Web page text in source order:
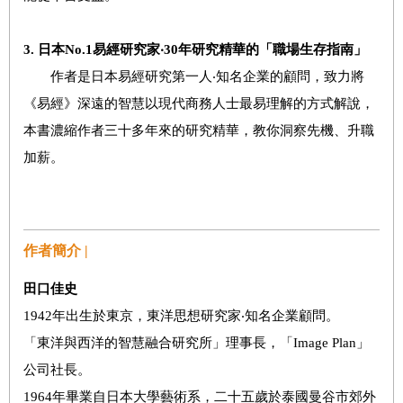
3. 日本No.1易經研究家‧30年研究精華的「職場生存指南」
作者是日本易經研究第一人‧知名企業的顧問，致力將
《易經》深遠的智慧以現代商務人士最易理解的方式解說，
本書濃縮作者三十多年來的研究精華，教你洞察先機、升職
加薪。
作者簡介 |
田口佳史
1942年出生於東京，東洋思想研究家‧知名企業顧問。
「東洋與西洋的智慧融合研究所」理事長，「Image Plan」
公司社長。
1964年畢業自日本大學藝術系，二十五歲於泰國曼谷市郊外